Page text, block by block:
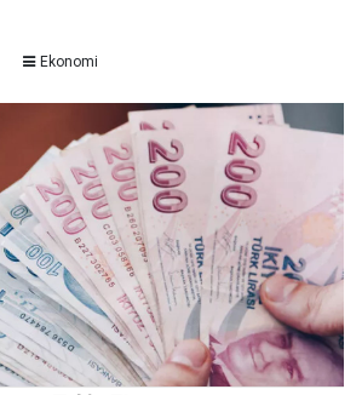
Ekonomi